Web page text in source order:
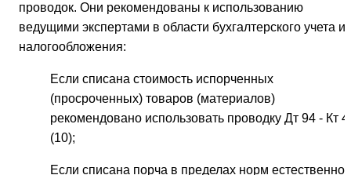
проводок. Они рекомендованы к использованию
ведущими экспертами в области бухгалтерского учета и
налогообложения:
Если списана стоимость испорченных
(просроченных) товаров (материалов)
рекомендовано использовать проводку Дт 94 - Кт
(10);
Если списана порча в пределах норм естественной